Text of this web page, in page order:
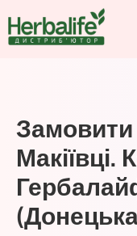
Макіївці.